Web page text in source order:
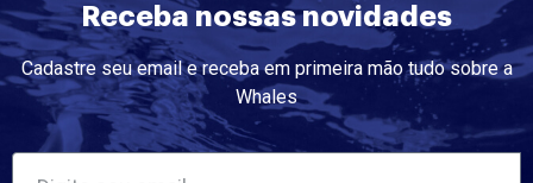
Receba nossas novidades
Cadastre seu email e receba em primeira mão tudo sobre a
Whales